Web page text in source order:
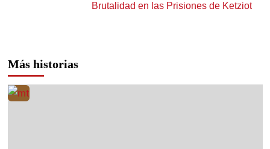
Brutalidad en las Prisiones de Ketziot
Más historias